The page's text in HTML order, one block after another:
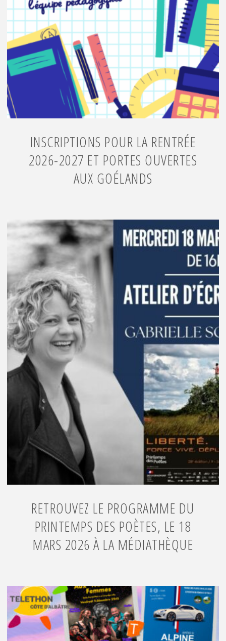
INSCRIPTIONS POUR LA RENTRÉE
2026-2027 ET PORTES OUVERTES
AUX GOÉLANDS
RETROUVEZ LE PROGRAMME DU
PRINTEMPS DES POÈTES, LE 18
MARS 2026 À LA MÉDIATHÈQUE